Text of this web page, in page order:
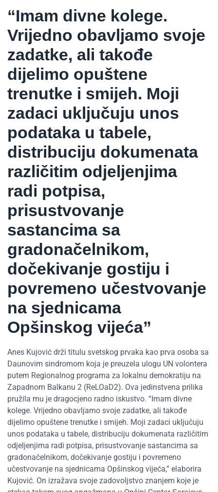
“Imam divne kolege.
Vrijedno obavljamo svoje
zadatke, ali takođe
dijelimo opuštene
trenutke i smijeh. Moji
zadaci uključuju unos
podataka u tabele,
distribuciju dokumenata
različitim odjeljenjima
radi potpisa,
prisustvovanje
sastancima sa
gradonačelnikom,
dočekivanje gostiju i
povremeno učestvovanje
na sjednicama
Opšinskog vijeća”
Anes Kujović drži titulu svetskog prvaka kao prva osoba sa
Daunovim sindromom koja je preuzela ulogu UN volontera
putem Regionalnog programa za lokalnu demokratiju na
Zapadnom Balkanu 2 (ReLOaD2). Ova jedinstvena prilika
pružila mu je dragocjeno radno iskustvo. “Imam divne
kolege. Vrijedno obavljamo svoje zadatke, ali takođe
dijelimo opuštene trenutke i smijeh. Moji zadaci uključuju
unos podataka u tabele, distribuciju dokumenata različitim
odjeljenjima radi potpisa, prisustvovanje sastancima sa
gradonačelnikom, dočekivanje gostiju i povremeno
učestvovanje na sjednicama Opšinskog vijeća,” elaborira
Kujović. On izražava svoje zadovoljstvo znanjem koje je